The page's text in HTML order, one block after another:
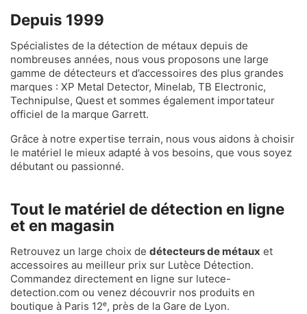
Depuis 1999
Spécialistes de la détection de métaux depuis de
nombreuses années, nous vous proposons une large
gamme de détecteurs et d’accessoires des plus grandes
marques : XP Metal Detector, Minelab, TB Electronic,
Technipulse, Quest et sommes également importateur
officiel de la marque Garrett.
Grâce à notre expertise terrain, nous vous aidons à choisir
le matériel le mieux adapté à vos besoins, que vous soyez
débutant ou passionné.
Tout le matériel de détection en ligne
et en magasin
Retrouvez un large choix de détecteurs de métaux et
accessoires au meilleur prix sur Lutèce Détection.
Commandez directement en ligne sur lutece-
detection.com ou venez découvrir nos produits en
boutique à Paris 12ᵉ, près de la Gare de Lyon.